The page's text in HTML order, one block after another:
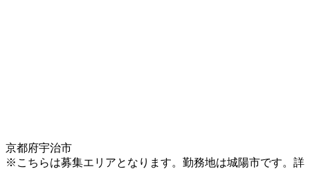
京都府宇治市
※こちらは募集エリアとなります。勤務地は城陽市です。詳